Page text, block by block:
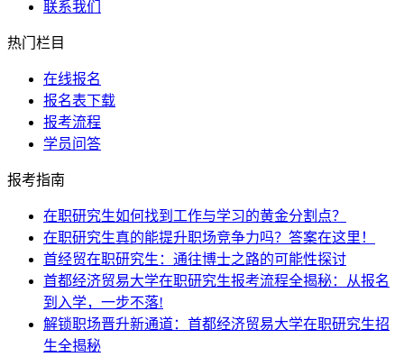
联系我们
热门栏目
在线报名
报名表下载
报考流程
学员问答
报考指南
在职研究生如何找到工作与学习的黄金分割点？
在职研究生真的能提升职场竞争力吗？答案在这里！
首经贸在职研究生：通往博士之路的可能性探讨
首都经济贸易大学在职研究生报考流程全揭秘：从报名
到入学，一步不落!
解锁职场晋升新通道：首都经济贸易大学在职研究生招
生全揭秘